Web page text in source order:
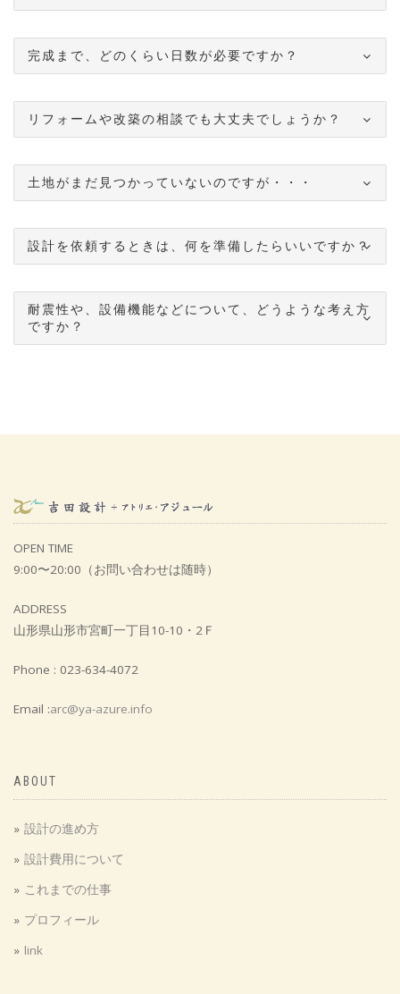
完成まで、どのくらい日数が必要ですか？
リフォームや改築の相談でも大丈夫でしょうか？
土地がまだ見つかっていないのですが・・・
設計を依頼するときは、何を準備したらいいですか？
耐震性や、設備機能などについて、どうような考え方
ですか？
OPEN TIME
9:00〜20:00（お問い合わせは随時）
ADDRESS
山形県山形市宮町一丁目10-10・2Ｆ
Phone : 023-634-4072
Email :arc@ya-azure.info
ABOUT
設計の進め方
設計費用について
これまでの仕事
プロフィール
link